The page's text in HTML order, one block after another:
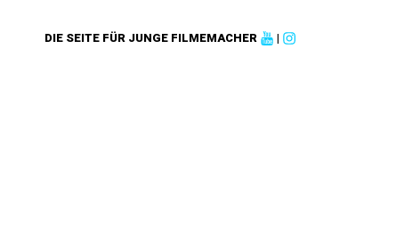
DIE SEITE FÜR JUNGE FILMEMACHER |